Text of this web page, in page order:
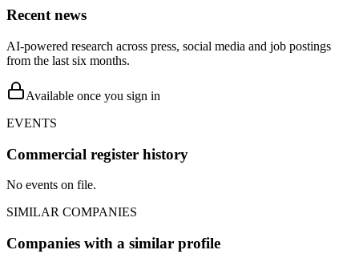
Recent news
AI-powered research across press, social media and job postings
from the last six months.
Available once you sign in
EVENTS
Commercial register history
No events on file.
SIMILAR COMPANIES
Companies with a similar profile